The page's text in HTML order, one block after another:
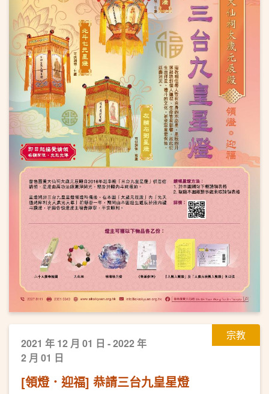
宗教
2021 年 12 月 01 日 - 2022 年
2 月 01 日
[領燈．迎福] 恭請三台九皇星燈